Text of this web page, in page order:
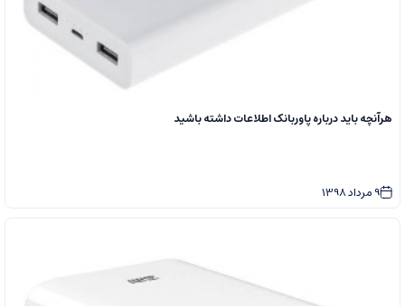
هرآنچه باید درباره پاوربانک اطلاعات داشته باشید
9مرداد1398